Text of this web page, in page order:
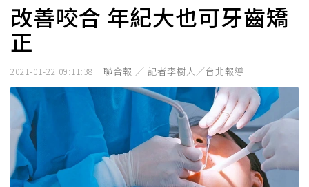
改善咬合 年紀大也可牙齒矯
正
2021-01-22 09:11:38 聯合報 ／ 記者李樹人／台北報導